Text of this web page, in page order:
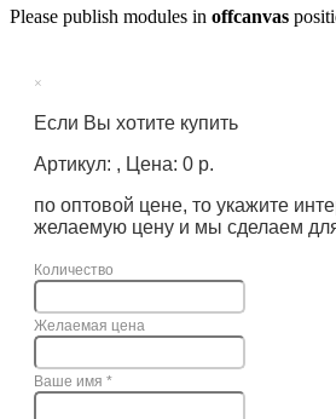
Please publish modules in offcanvas
×
Если Вы хотите купить
Артикул: , Цена: 0 р.
по оптовой цене, то укажите
желаемую цену и мы сделаем
Количество
Желаемая цена
Ваше имя *